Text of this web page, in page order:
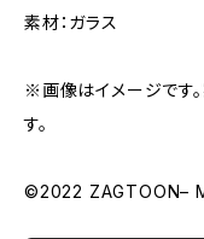
素材：ガラス
※画像はイメージです
す。
©2022 ZAGTOON–